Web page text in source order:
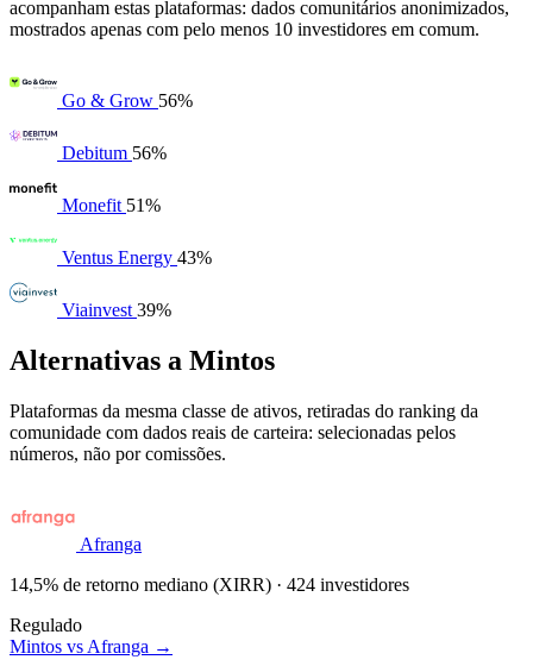
acompanham estas plataformas: dados comunitários anonimizados,
mostrados apenas com pelo menos 10 investidores em comum.
Go & Grow 56%
Debitum 56%
Monefit 51%
Ventus Energy 43%
Viainvest 39%
Alternativas a Mintos
Plataformas da mesma classe de ativos, retiradas do ranking da
comunidade com dados reais de carteira: selecionadas pelos
números, não por comissões.
Afranga
14,5% de retorno mediano (XIRR) · 424 investidores
Regulado
Mintos vs Afranga →